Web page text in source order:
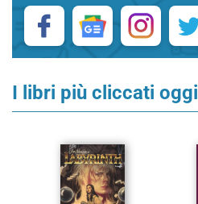
I libri più cliccati oggi